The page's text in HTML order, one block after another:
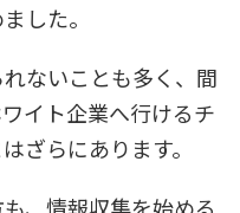
した。
ないことも多く、間
イト企業へ行けるチ
ざらにあります。